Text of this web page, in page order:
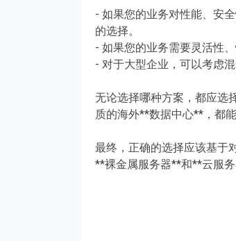
- 如果您的业务对性能、安
的选择。
- 如果您的业务需要灵活性
- 对于大型企业，可以考虑
无论选择哪种方案，都应选
质的海外**数据中心**，都
最终，正确的选择应该基于
**裸金属服务器**和**云服